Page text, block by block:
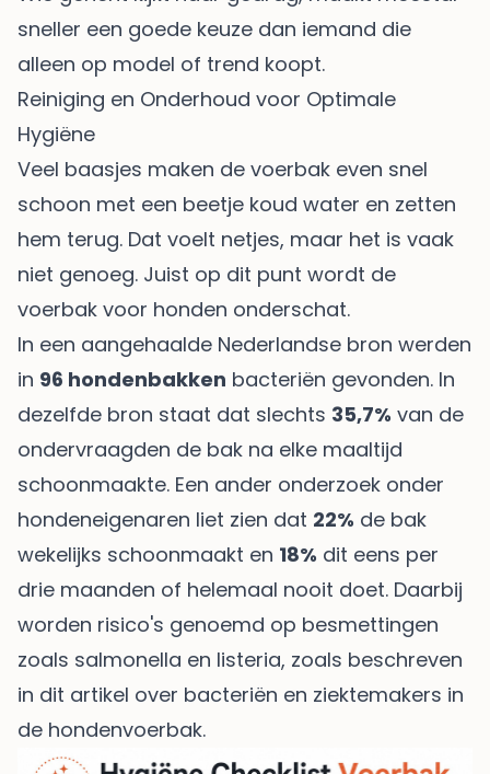
sneller een goede keuze dan iemand die
alleen op model of trend koopt.
Reiniging en Onderhoud voor Optimale
Hygiëne
Veel baasjes maken de voerbak even snel
schoon met een beetje koud water en zetten
hem terug. Dat voelt netjes, maar het is vaak
niet genoeg. Juist op dit punt wordt de
voerbak voor honden onderschat.
In een aangehaalde Nederlandse bron werden
in 96 hondenbakken bacteriën gevonden. In
dezelfde bron staat dat slechts 35,7% van de
ondervraagden de bak na elke maaltijd
schoonmaakte. Een ander onderzoek onder
hondeneigenaren liet zien dat 22% de bak
wekelijks schoonmaakt en 18% dit eens per
drie maanden of helemaal nooit doet. Daarbij
worden risico's genoemd op besmettingen
zoals salmonella en listeria, zoals beschreven
in dit artikel over bacteriën en ziektemakers in
de hondenvoerbak.